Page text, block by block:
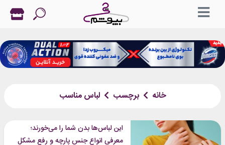
خانه برچسب لباس مناسب
این لباس‌ها بدن شما را می‌خورند؛
معرفی انواع جنس پارچه و رفع مشکل